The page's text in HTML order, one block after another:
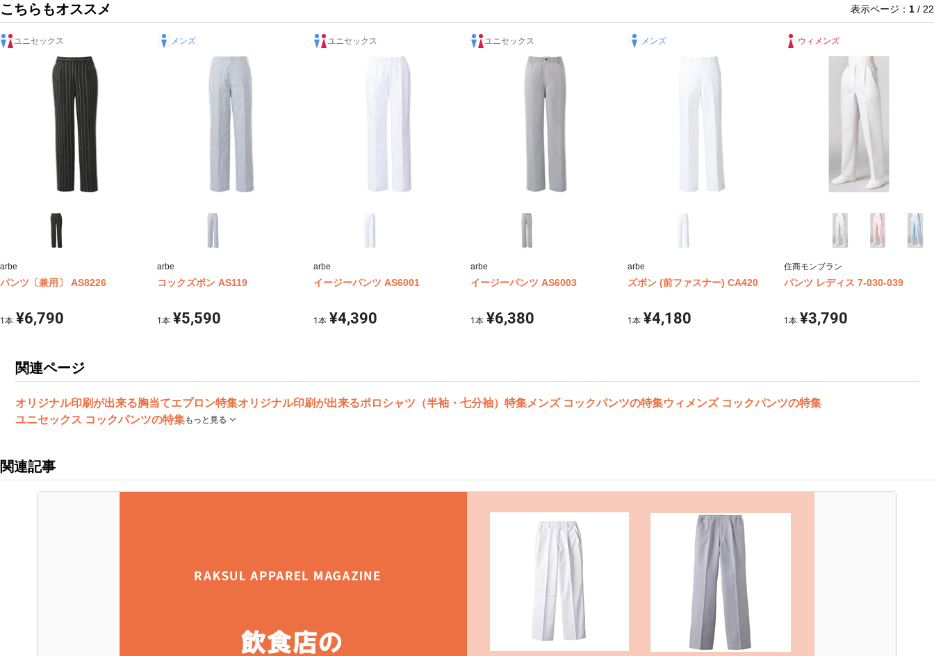
こちらもオススメ 表示ページ： 1 / 22
ユニセックス
arbe
パンツ〔兼用〕 AS8226
1 本 ¥6,790
メンズ
arbe
コックズボン AS119
1 本 ¥5,590
ユニセックス
arbe
イージーパンツ AS6001
1本 ¥4,390
ユニセックス
arbe
イージーパンツ AS6003
1 本 ¥6,380
メンズ
arbe
ズボン (前ファスナー) CA420
1 本 ¥4,180
ウィメンズ
住商モンブラン
パンツ レディス 7-030-039
1本 ¥3,790
関連ページ
オリジナル印刷が出来る胸当てエプロン特集オリジナル印刷が出来るポロシャツ（半袖・七分袖）特集メンズ コックパンツの特集ウィメンズ コックパンツの特集
ユニセックス コックパンツの特集もっと見る
関連記事